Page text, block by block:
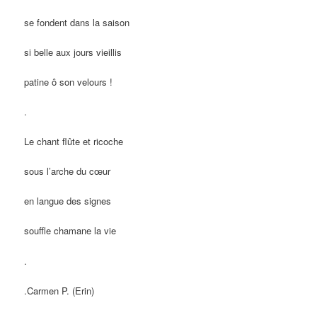
se fondent dans la saison
si belle aux jours vieillis
patine ô son velours !
.
Le chant flûte et ricoche
sous l’arche du cœur
en langue des signes
souffle chamane la vie
.
.Carmen P. (Erin)